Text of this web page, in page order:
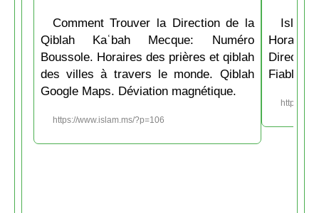
Comment Trouver la Direction de la
Qiblah Kaʿbah Mecque: Numéro
Boussole. Horaires des prières et qiblah
des villes à travers le monde. Qiblah
Google Maps. Déviation magnétique.
https://www.islam.ms/?p=106
Fiable et
https://